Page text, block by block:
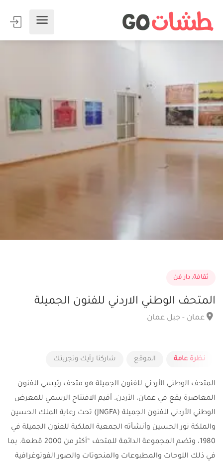
ثقافة, دار فن
المتحف الوطني الاردني للفنون الجميلة
عمان - جبل عمان
نظرة عامة الموقع شاركنا رأيك وتجربتك
المتحف الوطني الأردني للفنون الجميلة هو متحف رئيسي للفنون
المعاصرة يقع في عمان، الأردن. أقيم الافتتاح الرسمي للمعرض
الوطني الأردني للفنون الجميلة (JNGFA) تحت رعاية الملك الحسين
والملكة نور الحسين وأنشأته الجمعية الملكية للفنون الجميلة في
1980، وتضم المجموعة الدائمة للمتحف “أكثر من 2000 قطعة. بما
في ذلك اللوحات والمطبوعات والمنحوتات والصور الفوتوغرافية